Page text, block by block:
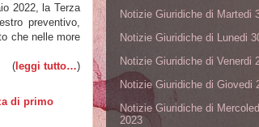
2022, la Terza
preventivo,
che nelle more
( leggi tutto…)
di primo
Notizie Giuridiche di Martedi
Notizie Giuridiche di Lunedi
Notizie Giuridiche di Venerdi
Notizie Giuridiche di Giovedi
Notizie Giuridiche di
2023